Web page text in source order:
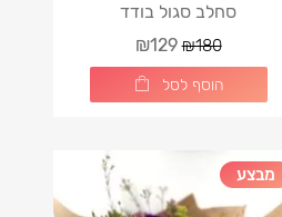
סחלב סגול בודד
₪180
₪129
הוסף לסל
מבצע